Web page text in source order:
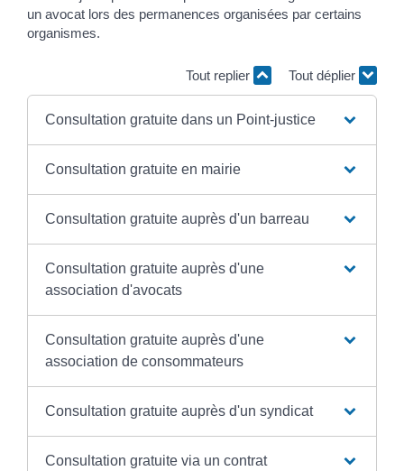
un avocat lors des permanences organisées par certains
organismes.
Tout replier Tout déplier
Consultation gratuite dans un Point-justice
Consultation gratuite en mairie
Consultation gratuite auprès d'un barreau
Consultation gratuite auprès d'une
association d'avocats
Consultation gratuite auprès d'une
association de consommateurs
Consultation gratuite auprès d'un syndicat
Consultation gratuite via un contrat